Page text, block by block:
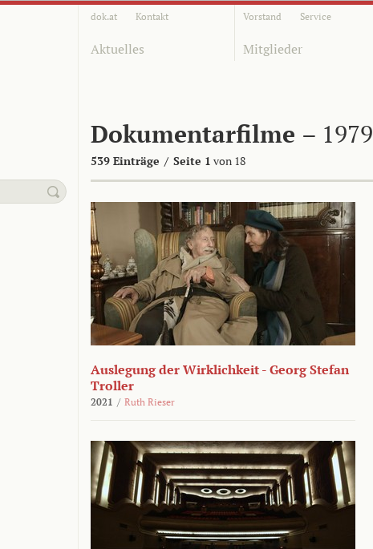
dok.at Kontakt Vorstand Service
Aktuelles Mitglieder
Dokumentarfilme – 1979
539 Einträge / Seite 1 von 18
Auslegung der Wirklichkeit - Georg Stefan
Troller
2021 / Ruth Rieser